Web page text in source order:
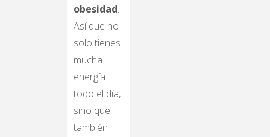
obesidad.
Así que no
solo tienes
mucha
energía
todo el día,
sino que
también